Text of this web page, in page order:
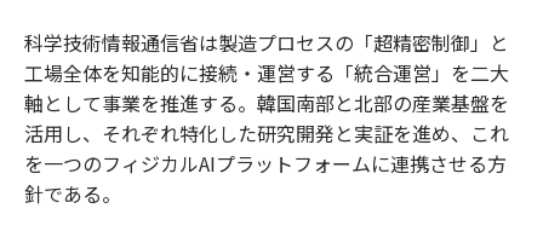
科学技術情報通信省は製造プロセスの「超精密制御」と
工場全体を知能的に接続・運営する「統合運営」を二大
軸として事業を推進する。韓国南部と北部の産業基盤を
活用し、それぞれ特化した研究開発と実証を進め、これ
を一つのフィジカルAIプラットフォームに連携させる方
針である。